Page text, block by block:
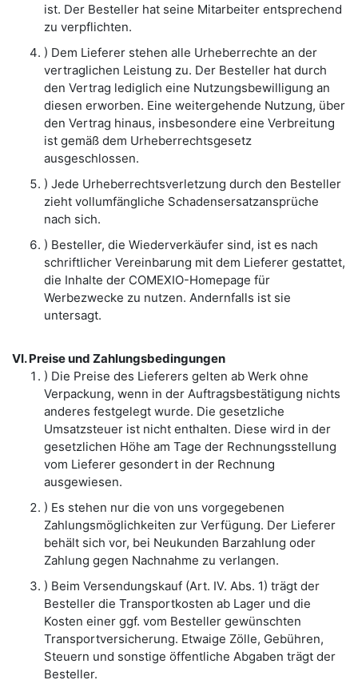
ist. Der Besteller hat seine Mitarbeiter entsprechend
zu verpflichten.
) Dem Lieferer stehen alle Urheberrechte an der
vertraglichen Leistung zu. Der Besteller hat durch
den Vertrag lediglich eine Nutzungsbewilligung an
diesen erworben. Eine weitergehende Nutzung, über
den Vertrag hinaus, insbesondere eine Verbreitung
ist gemäß dem Urheberrechtsgesetz
ausgeschlossen.
) Jede Urheberrechtsverletzung durch den Besteller
zieht vollumfängliche Schadensersatzansprüche
nach sich.
) Besteller, die Wiederverkäufer sind, ist es nach
schriftlicher Vereinbarung mit dem Lieferer gestattet,
die Inhalte der COMEXIO-Homepage für
Werbezwecke zu nutzen. Andernfalls ist sie
untersagt.
VI. Preise und Zahlungsbedingungen
) Die Preise des Lieferers gelten ab Werk ohne
Verpackung, wenn in der Auftragsbestätigung nichts
anderes festgelegt wurde. Die gesetzliche
Umsatzsteuer ist nicht enthalten. Diese wird in der
gesetzlichen Höhe am Tage der Rechnungsstellung
vom Lieferer gesondert in der Rechnung
ausgewiesen.
) Es stehen nur die von uns vorgegebenen
Zahlungsmöglichkeiten zur Verfügung. Der Lieferer
behält sich vor, bei Neukunden Barzahlung oder
Zahlung gegen Nachnahme zu verlangen.
) Beim Versendungskauf (Art. IV. Abs. 1) trägt der
Besteller die Transportkosten ab Lager und die
Kosten einer ggf. vom Besteller gewünschten
Transportversicherung. Etwaige Zölle, Gebühren,
Steuern und sonstige öffentliche Abgaben trägt der
Besteller.